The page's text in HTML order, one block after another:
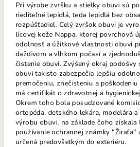
Pri výrobe zvršku a stielky obuvi sú
riediteľné lepidlá, teda lepidlá bez
rozpúšťadiel. Celý zvršok obuvi je
lícovej kože Nappa, ktorej povrchová
odolnosť a úžitkové vlastnosti obuvi
daždivom a vlhkom počasí a
čistenie obuvi. Zvýšený okraj podošvy
obuvi takisto zabezpečia lepšiu
premočeniu, znečisteniu a
má certifikát o zdravotnej a
Okrem toho bola posudzované
ortopéda, detského lekára, modelára
výrobu obuvi, na základe čoho získala
používanie ochrannej známky "Žirafa"
určená predovšetkým do exteriéru.